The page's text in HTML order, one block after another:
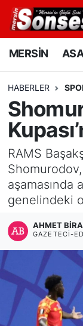
MERSİN
HABERLER
RAMS
aşamasında
genelindeki
AHMET
GAZETECI-
MERSİN
SPOR
GÜNÜN
DÜNYA
KÜLTÜR
SAĞLIK
Siyaset
YEREL
Mersin
Mersin
Mersin
Süper Lig
Tüm
Son
Haber